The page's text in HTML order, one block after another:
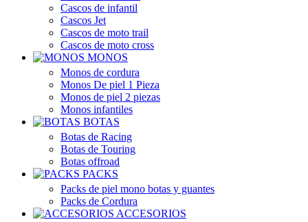
Cascos de infantil
Cascos Jet
Cascos de moto trail
Cascos de moto cross
MONOS
Monos de cordura
Monos De piel 1 Pieza
Monos de piel 2 piezas
Monos infantiles
BOTAS
Botas de Racing
Botas de Touring
Botas offroad
PACKS
Packs de piel mono botas y guantes
Packs de Cordura
ACCESORIOS